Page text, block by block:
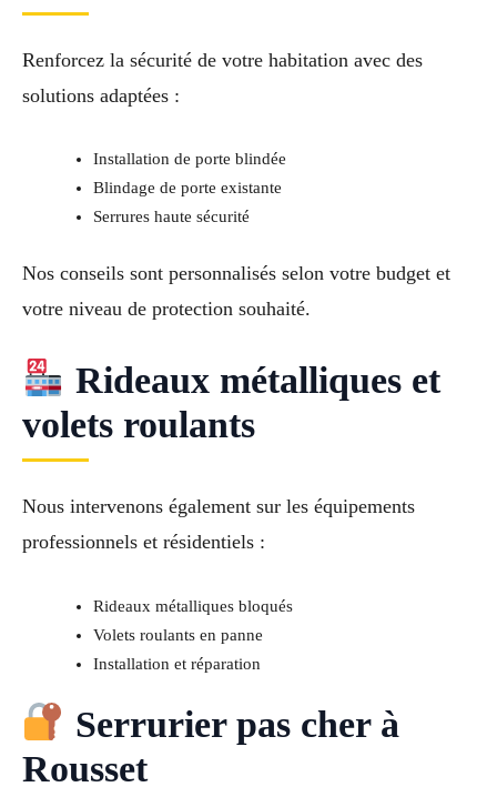
Renforcez la sécurité de votre habitation avec des
solutions adaptées :
Installation de porte blindée
Blindage de porte existante
Serrures haute sécurité
Nos conseils sont personnalisés selon votre budget et
votre niveau de protection souhaité.
Rideaux métalliques et
volets roulants
Nous intervenons également sur les équipements
professionnels et résidentiels :
Rideaux métalliques bloqués
Volets roulants en panne
Installation et réparation
Serrurier pas cher à
Rousset